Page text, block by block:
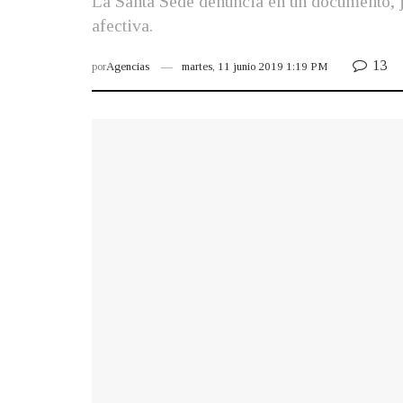
afectiva.
porAgencias martes, 11 junio 2019 1:19 PM 13